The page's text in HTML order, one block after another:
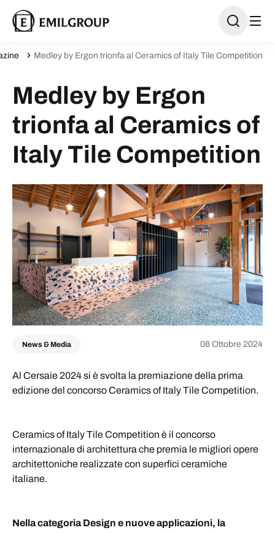
Medley by Ergon trionfa al Ceramics of Italy Tile Competition
Medley by Ergon
trionfa al Ceramics of
Italy Tile Competition
News & Media 08 Ottobre 2024
Al Cersaie 2024 si è svolta la premiazione della prima
edizione del concorso Ceramics of Italy Tile Competition.
Ceramics of Italy Tile Competition è il concorso
internazionale di architettura che premia le migliori opere
architettoniche realizzate con superfici ceramiche
italiane.
Nella categoria Design e nuove applicazioni, la